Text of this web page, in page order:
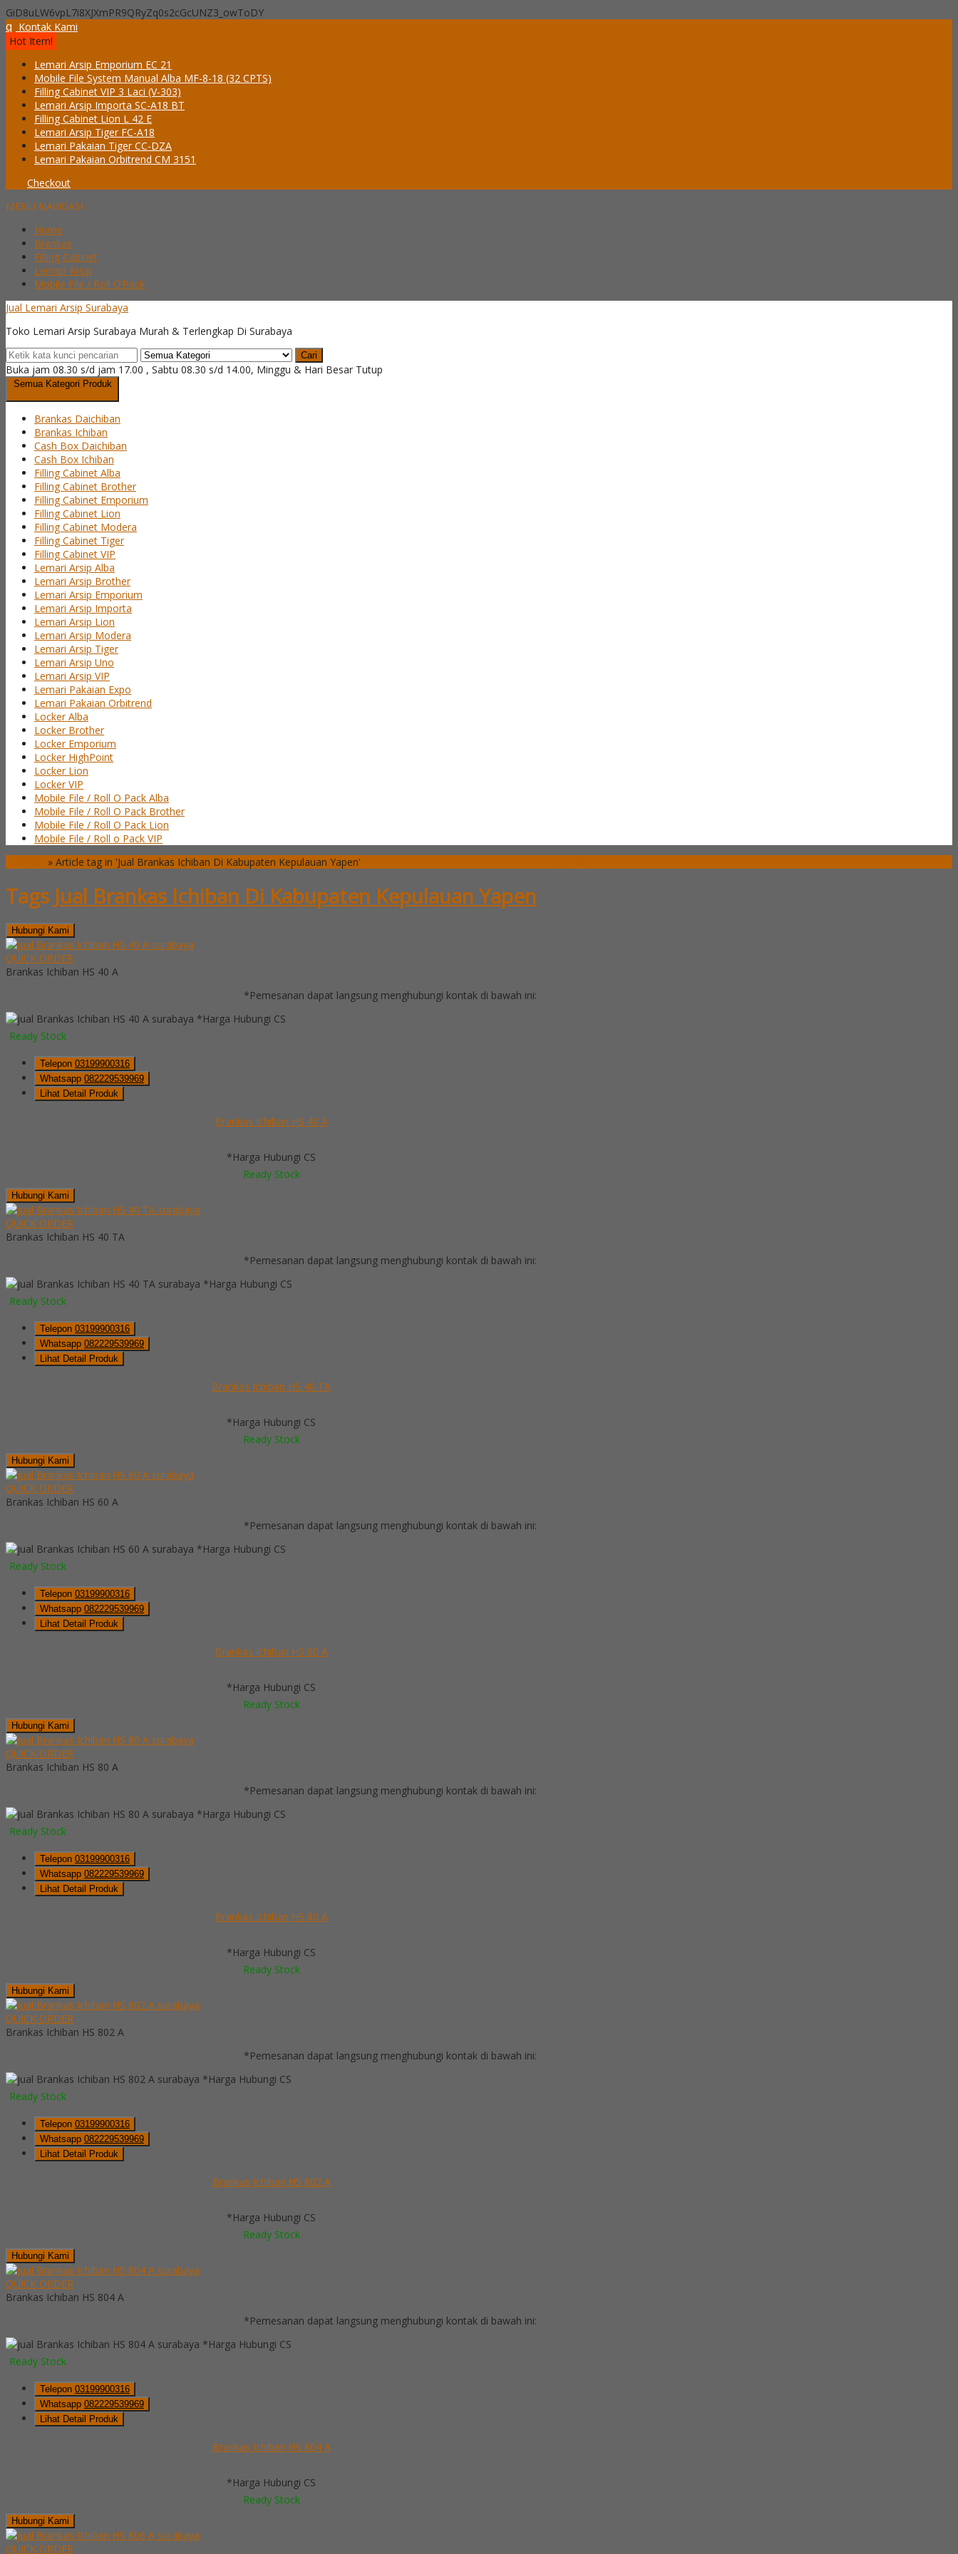
GiD8uLW6vpL7i8XJXmPR9QRyZq0s2cGcUNZ3_owToDY
q Kontak Kami
Hot Item!
Lemari Arsip Emporium EC 21
Mobile File System Manual Alba MF-8-18 (32 CPTS)
Filling Cabinet VIP 3 Laci (V-303)
Lemari Arsip Importa SC-A18 BT
Filling Cabinet Lion L 42 E
Lemari Arsip Tiger FC-A18
Lemari Pakaian Tiger CC-DZA
Lemari Pakaian Orbitrend CM 3151
Checkout
MENU NAVIGASI
Home
Brankas
Filling Cabinet
Lemari Arsip
Mobile File / Roll O’Pack
Jual Lemari Arsip Surabaya
Toko Lemari Arsip Surabaya Murah & Terlengkap Di Surabaya
Cari
Buka jam 08.30 s/d jam 17.00 , Sabtu 08.30 s/d 14.00, Minggu & Hari Besar Tutup
Semua Kategori Produk
Brankas Daichiban
Brankas Ichiban
Cash Box Daichiban
Cash Box Ichiban
Filling Cabinet Alba
Filling Cabinet Brother
Filling Cabinet Emporium
Filling Cabinet Lion
Filling Cabinet Modera
Filling Cabinet Tiger
Filling Cabinet VIP
Lemari Arsip Alba
Lemari Arsip Brother
Lemari Arsip Emporium
Lemari Arsip Importa
Lemari Arsip Lion
Lemari Arsip Modera
Lemari Arsip Tiger
Lemari Arsip Uno
Lemari Arsip VIP
Lemari Pakaian Expo
Lemari Pakaian Orbitrend
Locker Alba
Locker Brother
Locker Emporium
Locker HighPoint
Locker Lion
Locker VIP
Mobile File / Roll O Pack Alba
Mobile File / Roll O Pack Brother
Mobile File / Roll O Pack Lion
Mobile File / Roll o Pack VIP
» Article tag in 'Jual Brankas Ichiban Di Kabupaten Kepulauan Yapen'
Tags Jual Brankas Ichiban Di Kabupaten Kepulauan Yapen
Hubungi Kami
QUICK ORDER
Brankas Ichiban HS 40 A
*Pemesanan dapat langsung menghubungi kontak di bawah ini:
*Harga Hubungi CS
Ready Stock
Telepon 03199900316
Whatsapp 082229539969
Lihat Detail Produk
Brankas Ichiban HS 40 A
*Harga Hubungi CS
Ready Stock
Hubungi Kami
QUICK ORDER
Brankas Ichiban HS 40 TA
*Pemesanan dapat langsung menghubungi kontak di bawah ini:
*Harga Hubungi CS
Ready Stock
Telepon 03199900316
Whatsapp 082229539969
Lihat Detail Produk
Brankas Ichiban HS 40 TA
*Harga Hubungi CS
Ready Stock
Hubungi Kami
QUICK ORDER
Brankas Ichiban HS 60 A
*Pemesanan dapat langsung menghubungi kontak di bawah ini:
*Harga Hubungi CS
Ready Stock
Telepon 03199900316
Whatsapp 082229539969
Lihat Detail Produk
Brankas Ichiban HS 60 A
*Harga Hubungi CS
Ready Stock
Hubungi Kami
QUICK ORDER
Brankas Ichiban HS 80 A
*Pemesanan dapat langsung menghubungi kontak di bawah ini:
*Harga Hubungi CS
Ready Stock
Telepon 03199900316
Whatsapp 082229539969
Lihat Detail Produk
Brankas Ichiban HS 80 A
*Harga Hubungi CS
Ready Stock
Hubungi Kami
QUICK ORDER
Brankas Ichiban HS 802 A
*Pemesanan dapat langsung menghubungi kontak di bawah ini:
*Harga Hubungi CS
Ready Stock
Telepon 03199900316
Whatsapp 082229539969
Lihat Detail Produk
Brankas Ichiban HS 802 A
*Harga Hubungi CS
Ready Stock
Hubungi Kami
QUICK ORDER
Brankas Ichiban HS 804 A
*Pemesanan dapat langsung menghubungi kontak di bawah ini:
*Harga Hubungi CS
Ready Stock
Telepon 03199900316
Whatsapp 082229539969
Lihat Detail Produk
Brankas Ichiban HS 804 A
*Harga Hubungi CS
Ready Stock
Hubungi Kami
QUICK ORDER